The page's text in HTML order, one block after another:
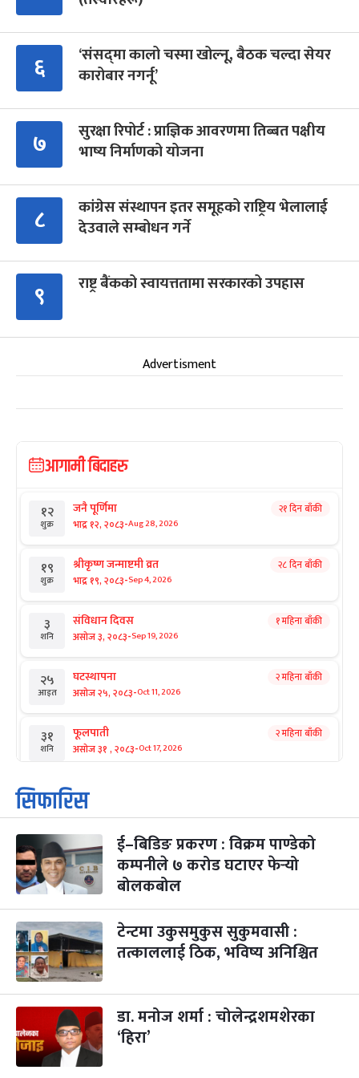
६
‘संसद्‍मा कालो चस्मा खोल्नू, बैठक चल्दा सेयर
कारोबार नगर्नू’
७
सुरक्षा रिपोर्ट : प्राज्ञिक आवरणमा तिब्बत पक्षीय
भाष्य निर्माणको योजना
८
कांग्रेस संस्थापन इतर समूहको राष्ट्रिय भेलालाई
देउवाले सम्बोधन गर्ने
९ राष्ट्र बैंकको स्वायत्ततामा सरकारको उपहास
Advertisment
आगामी बिदाहरु
१२
शुक्र
जनै पूर्णिमा
भाद्र १२, २०८३-Aug 28, 2026
२१ दिन बाँकी
१९
शुक्र
श्रीकृष्ण जन्माष्टमी व्रत
भाद्र १९, २०८३-Sep 4, 2026
२८ दिन बाँकी
३
शनि
संविधान दिवस
असोज ३, २०८३-Sep 19, 2026
१ महिना बाँकी
२५
आइत
घटस्थापना
असोज २५, २०८३-Oct 11, 2026
२ महिना बाँकी
३१
शनि
फूलपाती
असोज ३१ , २०८३-Oct 17, 2026
२ महिना बाँकी
१
आइत
कार्तिक सङ्क्रान्ति
कार्तिक १, २०८३
३
मंगल
महानवमी
कार्तिक ३, २०८३-Oct 20, 2026
२ महिना बाँकी
४
५
बिहि
पापा‌ङ्कुशा एकादशी व्रत
कार्तिक ५, २०८३
२ महिना बाँकी
आइत
कुकुर तिहार
कार्तिक २२, २०८३-Nov 8, 2026
३ महिना बाँकी
२३ गाई पूजा
सिफारिस
ई–बिडिङ प्रकरण : विक्रम पाण्डेको
कम्पनीले ७ करोड घटाएर फेर्‍यो
बोलकबोल
टेन्टमा उकुसमुकुस सुकुमवासी :
तत्काललाई ठिक, भविष्य अनिश्चित
डा. मनोज शर्मा : चोलेन्द्रशमशेरका
‘हिरा’